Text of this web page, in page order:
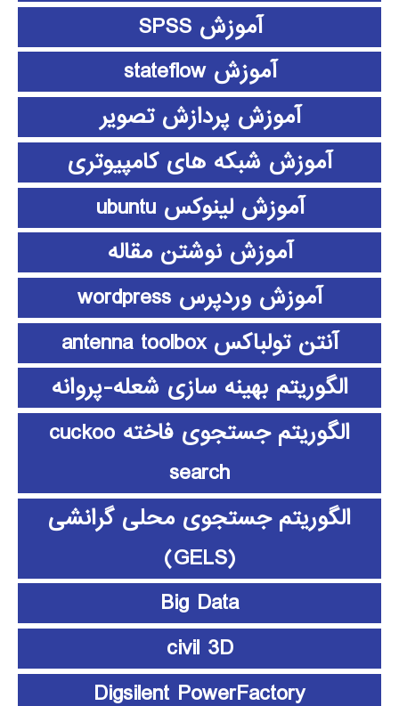
آموزش SPSS
آموزش stateflow
آموزش پردازش تصویر
آموزش شبکه های کامپیوتری
آموزش لینوکس ubuntu
آموزش نوشتن مقاله
آموزش وردپرس wordpress
آنتن تولباکس antenna toolbox
الگوریتم بهینه سازی شعله-پروانه
الگوریتم جستجوی فاخته cuckoo
search
الگوریتم جستجوی محلی گرانشی
(GELS)
Big Data
civil 3D
Digsilent PowerFactory